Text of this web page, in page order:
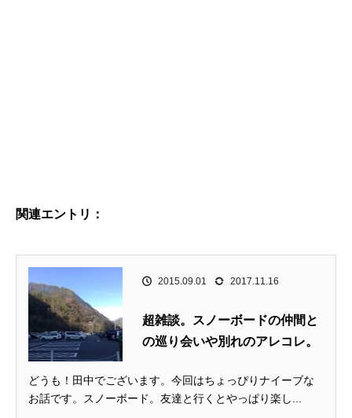
関連エントリ：
2015.09.01 2017.11.16
超雑談。スノーボードの仲間と
の巡り会いや別れのアレコレ。
どうも！田中でございます。今回はちょっぴりナイーブな
お話です。スノーボード。友達と行くとやっぱり楽し...